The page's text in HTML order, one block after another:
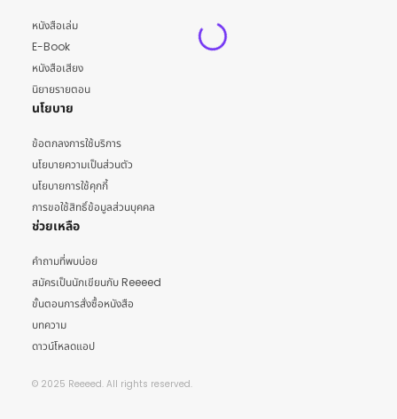
หนังสือเล่ม
E-Book
หนังสือเสียง
นิยายรายตอน
นโยบาย
ข้อตกลงการใช้บริการ
นโยบายความเป็นส่วนตัว
นโยบายการใช้คุกกี้
การขอใช้สิทธิ์ข้อมูลส่วนบุคคล
ช่วยเหลือ
คำถามที่พบบ่อย
สมัครเป็นนักเขียนกับ Reeeed
ขั้นตอนการสั่งซื้อหนังสือ
บทความ
ดาวน์โหลดแอป
© 2025 Reeeed. All rights reserved.